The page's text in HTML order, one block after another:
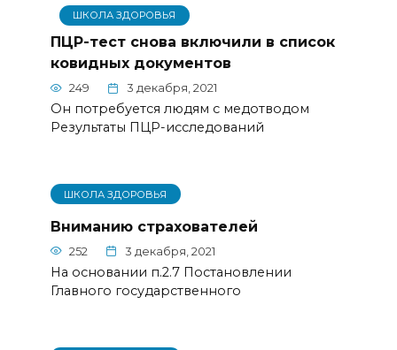
ШКОЛА ЗДОРОВЬЯ
ПЦР-тест снова включили в список
ковидных документов
249 3 декабря, 2021
Он потребуется людям с медотводом
Результаты ПЦР-исследований
ШКОЛА ЗДОРОВЬЯ
Вниманию страхователей
252 3 декабря, 2021
На основании п.2.7 Постановлении
Главного государственного